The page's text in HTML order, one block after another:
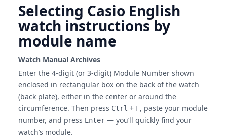
Selecting Casio English
watch instructions by
module name
Watch Manual Archives
Enter the 4-digit (or 3-digit) Module Number shown
enclosed in rectangular box on the back of the watch
(back plate), either in the center or around the
circumference. Then press Ctrl + F, paste your module
number, and press Enter — you’ll quickly find your
watch’s module.